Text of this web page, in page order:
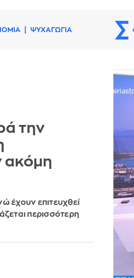
ΨΥΧΑΓΩΓΙΑ
την
ακόμη
έχουν επιτευχθεί
περισσότερη